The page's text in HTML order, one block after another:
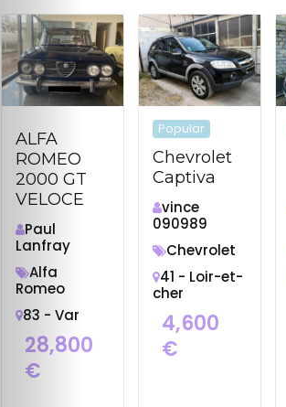
ALFA
ROMEO
2000 GT
VELOCE
Paul
Lanfray
Alfa
Romeo
83 - Var
28,800
€
Popular
Chevrolet
Captiva
vince
090989
Chevrolet
41 - Loir-et-
cher
4,600
€